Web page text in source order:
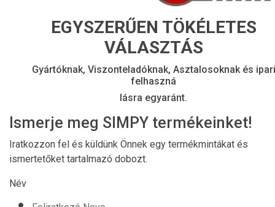
EGYSZERŰEN TÖKÉLETES
VÁLASZTÁS
Gyártóknak, Viszonteladóknak, Asztalosoknak és ipari
felhaszná
lásra egyaránt.
Ismerje meg SIMPY termékeinket!
Iratkozzon fel és küldünk Önnek egy termékmintákat és
ismertetőket tartalmazó dobozt.
Név